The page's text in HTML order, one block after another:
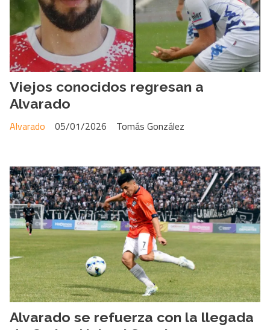
Viejos conocidos regresan a
Alvarado
Tomás González
Alvarado 05/01/2026
Alvarado se refuerza con la llegada